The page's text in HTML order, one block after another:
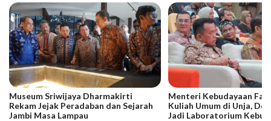
Museum Sriwijaya Dharmakirti
Rekam Jejak Peradaban dan Sejarah
Jambi Masa Lampau
Menteri Kebudayaan
Kuliah Umum di Unja,
Jadi Laboratorium